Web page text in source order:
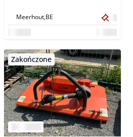
Meerhout, BE
Zakończone